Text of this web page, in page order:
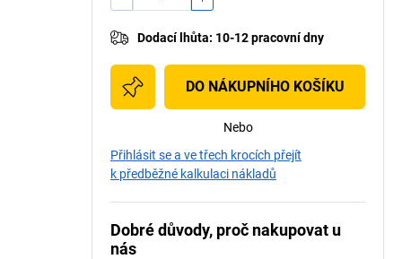
Dodací lhůta: 10-12 pracovní dny
DO NÁKUPNÍHO KOŠÍKU
Nebo
Přihlásit se a ve třech krocích přejít
k předběžné kalkulaci nákladů
Dobré důvody, proč nakupovat u
nás